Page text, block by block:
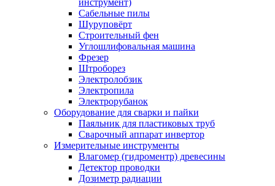
инструмент)
Сабельные пилы
Шуруповёрт
Строительный фен
Углошлифовальная машина
Фрезер
Штроборез
Электролобзик
Электропила
Электрорубанок
Оборудование для сварки и пайки
Паяльник для пластиковых труб
Сварочный аппарат инвертор
Измерительные инструменты
Влагомер (гидроментр) древесины
Детектор проводки
Дозиметр радиации